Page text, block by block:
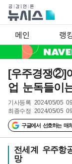
메인 랭
[우주경쟁②]
업 눈독들이
기사등록 2024/05/05
최종수정 2024/05/05
구글에서 선호하는 매
전세계 우주항
망